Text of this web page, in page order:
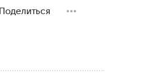
Поделиться